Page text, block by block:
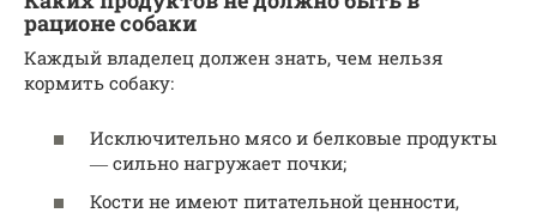
рационе собаки
Каждый владелец должен знать, чем нельзя
кормить собаку:
Исключительно мясо и белковые продукты
― сильно нагружает почки;
Кости не имеют питательной ценности,